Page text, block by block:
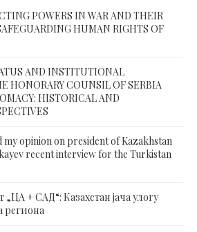
POWERS IN WAR AND THEIR
HUMAN RIGHTS OF
AND INSTITUTIONAL
HONORARY COUNSIL OF SERBIA
HISTORICAL AND
my opinion on president of Kazakhstan
recent interview for the Turkistan
+ САД“: Казахстан јача улогу
региона